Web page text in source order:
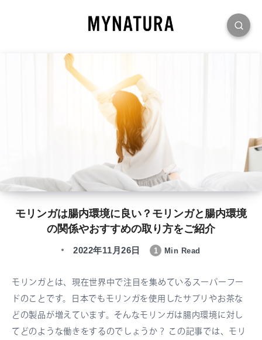
モリンガは腸内環境に良い？モリンガと腸内環境
の関係やおすすめの取り方をご紹介
2022年11月26日 1 Min Read
モリンガとは、現在世界中で注目を集めているスーパーフー
ドのことです。日本でもモリンガを使用したサプリやお茶な
どの製品が増えています。そんなモリンガは腸内環境に対し
てどのような働きをするのでしょうか？ この記事では、モリ